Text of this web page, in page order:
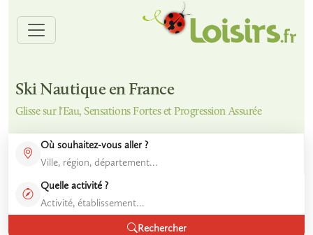
Ski Nautique en France
Glisse sur l'Eau, Sensations Fortes et Progression Assurée
Où souhaitez-vous aller ?
Quelle activité ?
Rechercher